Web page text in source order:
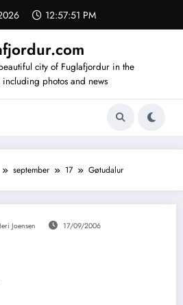
12:57:51 PM
city of Fuglafjordur in the
including photos and news
september 17 Gøtudalur
Joensen 17/09/2006